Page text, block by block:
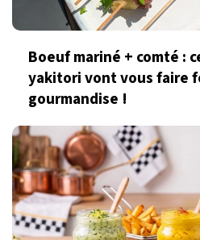
Boeuf mariné + comté :
yakitori vont vous faire
gourmandise !